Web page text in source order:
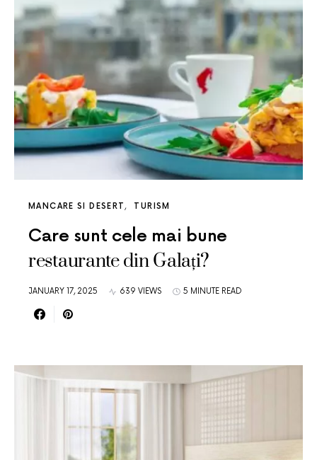
MANCARE SI DESERT TURISM
Care sunt cele mai bune
restaurante din Galați?
JANUARY 17, 2025 639 VIEWS 5 MINUTE READ